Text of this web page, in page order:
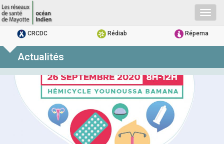
CRCDC Rédiab Répema
Actualités